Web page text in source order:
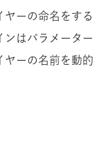
ーの命名をする
ンはパラメーター
ヤーの名前を動的